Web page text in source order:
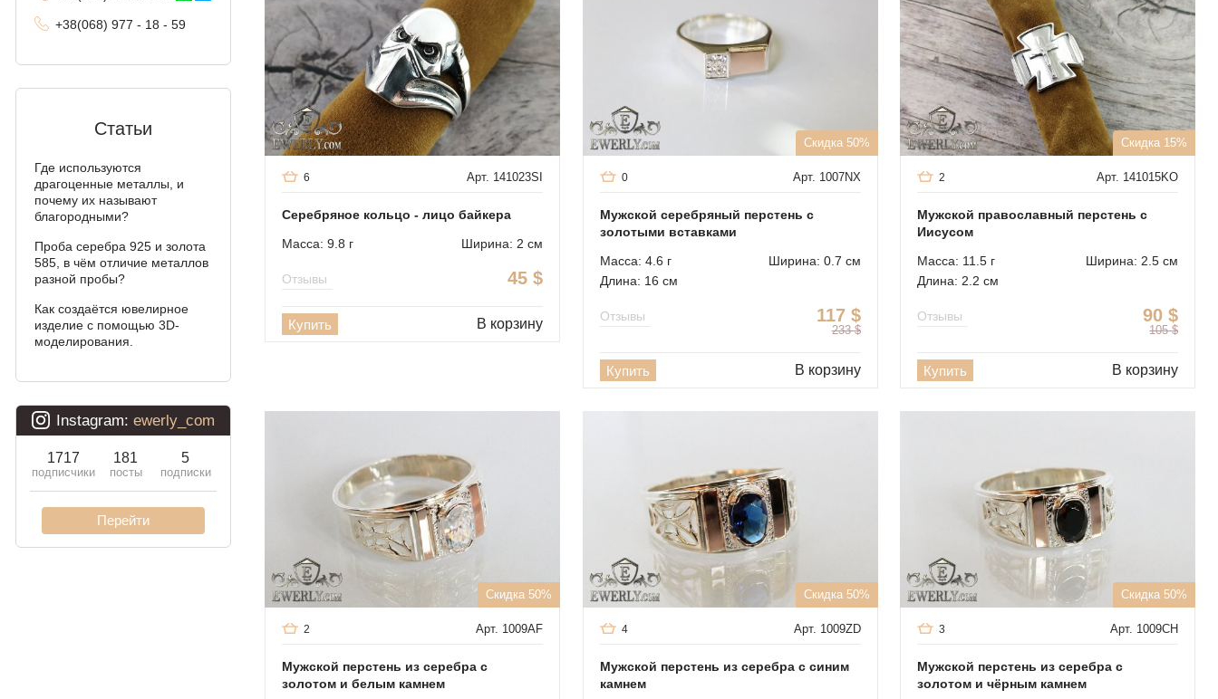
Фараон (двойное
Двойной ручеёк (чайка)
Двойной рамзес
Десятка (двойное
панцирное)
Кардинал (Питон,
Итальянка)
+38(068) 977 - 18 - 59
Статьи
Где используются
драгоценные металлы, и
почему их называют
благородными?
Проба серебра 925 и золота
585, в чём отличие металлов
разной пробы?
Как создаётся ювелирное
изделие с помощью 3D-
моделирования.
Арт. 141023SI
6
Серебряное кольцо - лицо байкера
Масса: 9.8 г
Ширина: 2 см
45 $
Отзывы
Купить В корзину
Скидка 50%
Арт. 1007NX
0
Мужской серебряный перстень с
золотыми вставками
Масса: 4.6 г
Ширина: 0.7 см
Длина: 16 см
117 $
233 $
Отзывы
Купить В корзину
Скидка 15%
Арт. 141015KO
2
Мужской православный перстень с
Иисусом
Масса: 11.5 г
Ширина: 2.5 см
Длина: 2.2 см
90 $
105 $
Отзывы
Купить В корзину
Скидка 50%
Арт. 1009AF
2
Мужской перстень из серебра с
золотом и белым камнем
Скидка 50%
Арт. 1009ZD
4
Мужской перстень из серебра с синим
камнем
Скидка 50%
Арт. 1009CH
3
Мужской перстень из серебра с
золотом и чёрным камнем